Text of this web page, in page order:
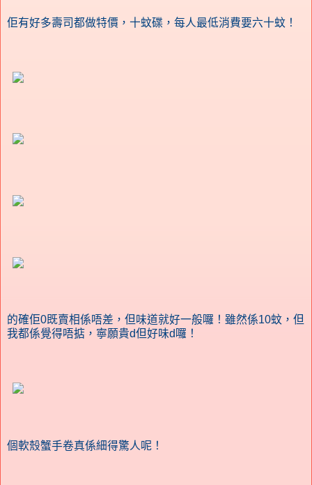
佢有好多壽司都做特價，十蚊碟，每人最低消費要六十蚊！
的確佢0既賣相係唔差，但味道就好一般囉！雖然係10蚊，但
我都係覺得唔掂，寧願貴d但好味d囉！
個軟殼蟹手卷真係細得驚人呢！